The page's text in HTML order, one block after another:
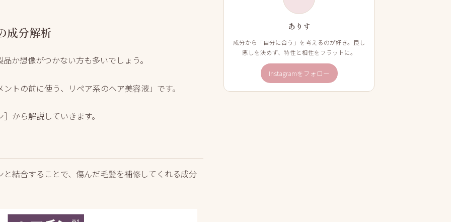
成分解析
か想像がつかない方も多いでしょう。
トの前に使う、リペア系のヘア美容液」 です。
から解説していきます。
結合することで、傷んだ毛髪を補修してくれる成分
ありす
成分から「自分に合う」を考えるのが好き。良し
悪しを決めず、特性と相性をフラットに。
Instagramをフォロー